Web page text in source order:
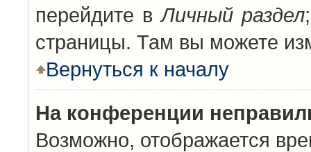
перейдите вЛичный раздел
страницы. Там вы можете
Вернуться к началу
На конференции
Возможно, отображается